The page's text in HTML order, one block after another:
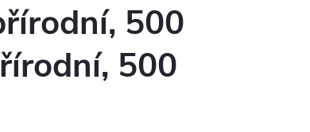
500
500